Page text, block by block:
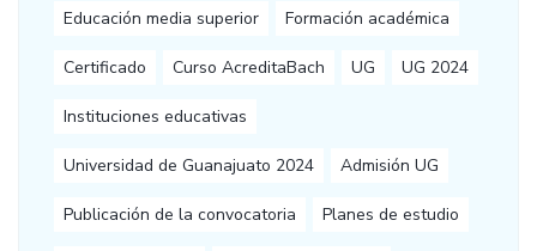
Educación media superior Formación académica
Certificado Curso AcreditaBach UG UG 2024
Instituciones educativas
Universidad de Guanajuato 2024 Admisión UG
Publicación de la convocatoria Planes de estudio